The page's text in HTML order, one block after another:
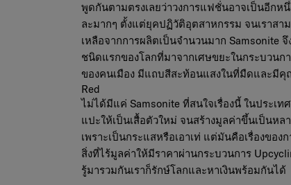
พูดกันตามตรงเลยว่าวงการแฟชั่นอาจเป็นอีกห
ละมากๆ ตั้งแต่ยุคปฏิวัติอุตสาหกรรม จนเราสา
เหลือจากการผลิตเป็นจำนวนมาก Samsonite
ชนิดแรกของโลกที่มาจากเศษขยะในกระบวน
ของคนเมือง มีแถบสีสะท้อนแสงในที่มืดและมี
Red
ไม่ได้มีแค่ Samsonite ที่สนใจเรื่องนี้ ในประเ
แปะให้เป็นเสื้อตัวใหม่ จนสร้างมูลค่าขึ้นเป็นห
เพราะเป็นกระแสหรือเอาเท่ แต่มันคือเรื่องข
สิ่งที่ไร้มูลค่าให้มีราคาผ่านกระบวนการ
รู้มารวมกันเราก็รักษ์โลกและหาเงินพร้อมกันได้